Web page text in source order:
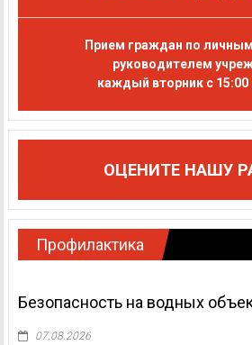
Прием граждан по
руководителем
каждый вторник с 15:00
ОЦЕНИТЕ НАШУ
Профилактика
Безопасность на водных
07.08.2026